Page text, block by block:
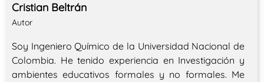
Cristian Beltrán
Autor
Soy Ingeniero Químico de la Universidad Nacional de
Colombia. He tenido experiencia en Investigación y
ambientes educativos formales y no formales. Me